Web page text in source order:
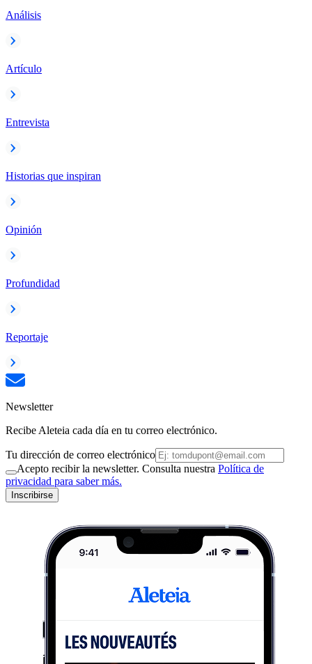
Análisis
Artículo
Entrevista
Historias que inspiran
Opinión
Profundidad
Reportaje
Newsletter
Recibe Aleteia cada día en tu correo electrónico.
Tu dirección de correo electrónico
Acepto recibir la newsletter. Consulta nuestra Política de
privacidad para saber más.
Inscribirse